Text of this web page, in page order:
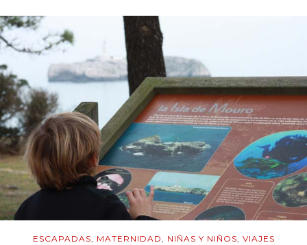
ESCAPADAS, MATERNIDAD, NIÑAS Y NIÑOS, VIAJES